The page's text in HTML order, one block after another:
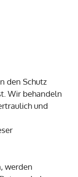
den Schutz
Wir behandeln
und
werden